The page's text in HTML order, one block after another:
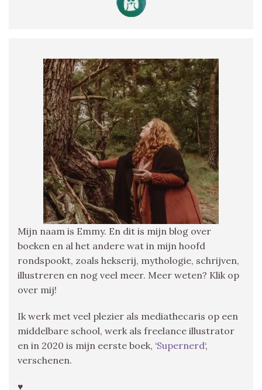
Mijn naam is Emmy. En dit is mijn blog over
boeken en al het andere wat in mijn hoofd
rondspookt, zoals hekserij, mythologie, schrijven,
illustreren en nog veel meer. Meer weten? Klik op
over mij!
Ik werk met veel plezier als mediathecaris op een
middelbare school, werk als freelance illustrator
en in 2020 is mijn eerste boek, ‘Supernerd‘,
verschenen.
♥